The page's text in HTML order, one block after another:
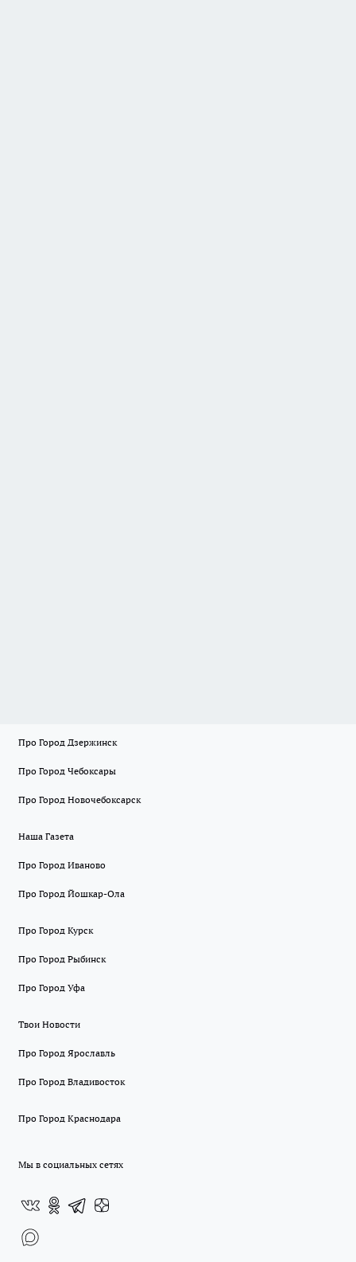
Про Город Дзержинск
Про Город Чебоксары
Про Город Новочебоксарск
Наша Газета
Про Город Иваново
Про Город Йошкар-Ола
Про Город Курск
Про Город Рыбинск
Про Город Уфа
Твои Новости
Про Город Ярославль
Про Город Владивосток
Про Город Краснодара
Мы в социальных сетях